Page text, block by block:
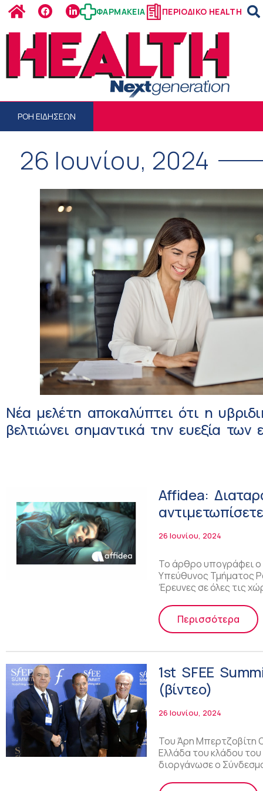
ΦΑΡΜΑΚΕΙΑ ΠΕΡΙΟΔΙΚΟ HEALTH
ΡΟΗ ΕΙΔΗΣΕΩΝ
26 Ιουνίου, 2024
Νέα μελέτη αποκαλύπτει ότι η
βελτιώνει σημαντικά την ευεξία των
Affidea:
26 Ιουνίου, 2024
Το άρθρο υπογράφει ο
Υπεύθυνος Τμήματος
Έρευνες σε όλες τις
Περισσότερα
1st SFEE
(βίντεο)
26 Ιουνίου, 2024
Του Άρη Μπερτζοβίτη
Ελλάδα του κλάδου
διοργάνωσε ο